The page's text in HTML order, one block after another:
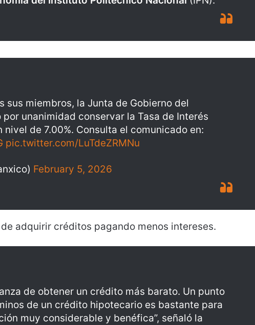
sus miembros, la Junta de Gobierno del
por unanimidad conservar la Tasa de Interés
nivel de 7.00%. Consulta el comunicado en:
pic.twitter.com/LuTdeZRMNu
February 5, 2026
adquirir créditos pagando menos intereses.
de obtener un crédito más barato. Un punto
de un crédito hipotecario es bastante para
muy considerable y benéfica”, señaló la